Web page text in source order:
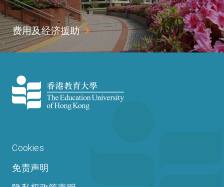
费用及经济援助
Cookies
免责声明